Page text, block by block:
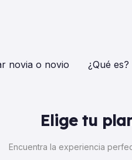
novia o novio ¿Qué es?
Elige tu
Encuentra la experiencia